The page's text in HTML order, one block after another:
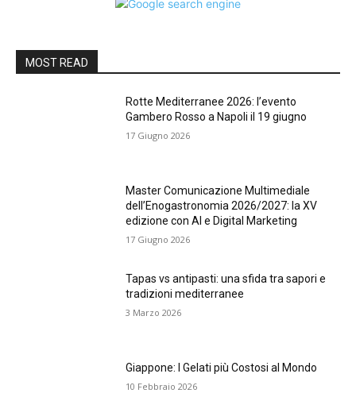
MOST READ
Rotte Mediterranee 2026: l’evento
Gambero Rosso a Napoli il 19 giugno
17 Giugno 2026
Master Comunicazione Multimediale
dell’Enogastronomia 2026/2027: la XV
edizione con AI e Digital Marketing
17 Giugno 2026
Tapas vs antipasti: una sfida tra sapori e
tradizioni mediterranee
3 Marzo 2026
Giappone: I Gelati più Costosi al Mondo
10 Febbraio 2026